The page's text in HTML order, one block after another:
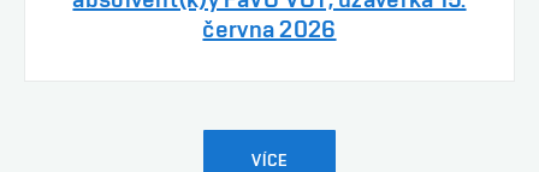
června 2026
VÍCE